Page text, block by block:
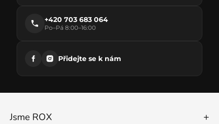
+420 703 683 064
Po–Pá 8:00–16:00
Přidejte se k nám
Jsme ROX